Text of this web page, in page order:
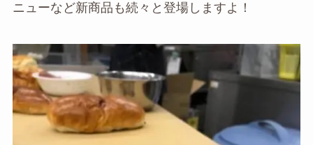
ニューなど新商品も続々と登場しますよ！